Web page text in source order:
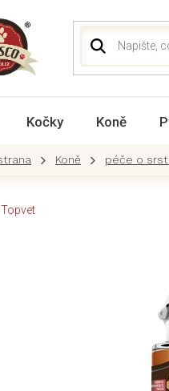
Kočky Koně
Koně péče o
Topvet